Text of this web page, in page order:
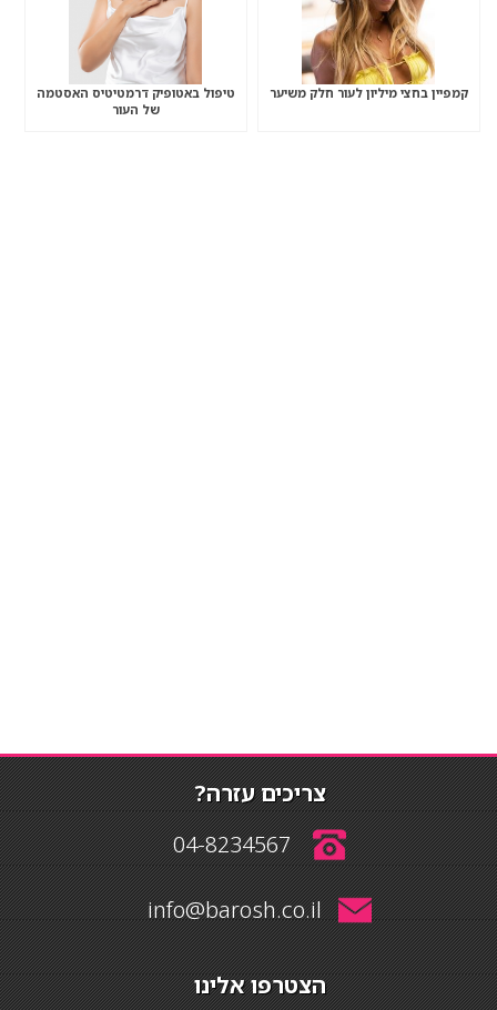
קמפיין בחצי מיליון לעור חלק משיער
טיפול באטופיק דרמטיטיס האסטמה
של העור
צריכים עזרה?
04-8234567
info@barosh.co.il
הצטרפו אלינו